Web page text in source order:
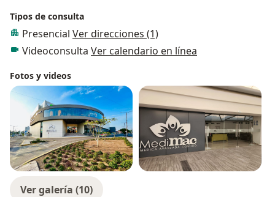
Tipos de consulta
Presencial Ver direcciones (1)
Videoconsulta Ver calendario en línea
Fotos y videos
Ver galería (10)